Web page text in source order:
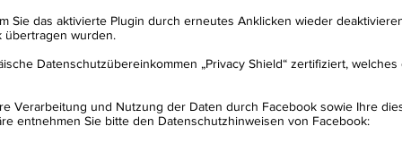
Sie das aktivierte Plugin durch erneutes Anklicken wieder
übertragen wurden.
Datenschutzübereinkommen „Privacy Shield“ zertifiziert,
Verarbeitung und Nutzung der Daten durch Facebook sowie Ihre
entnehmen Sie bitte den Datenschutzhinweisen von Facebook: